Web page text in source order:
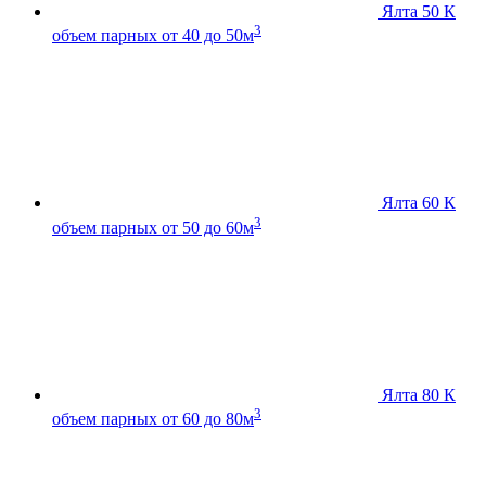
Ялта 50 К
объем парных от 40 до 50м3
Ялта 60 К
объем парных от 50 до 60м3
Ялта 80 К
объем парных от 60 до 80м3